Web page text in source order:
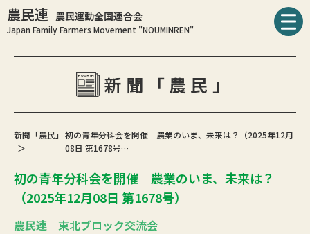
農民連 農民運動全国連合会
Japan Family Farmers Movement "NOUMINREN"
新聞「農民」
新聞「農民」 初の青年分科会を開催 農業のいま、未来は？（2025年12月
08日 第1678号…
初の青年分科会を開催 農業のいま、未来は？
（2025年12月08日 第1678号）
農民連 東北ブロック交流会